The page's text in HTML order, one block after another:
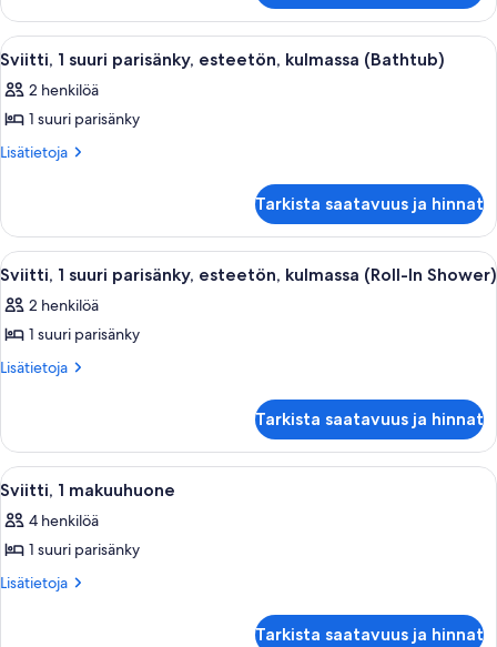
(Mobility
&
Hearing,
Roll-
in
Shower)
suuri
parisänky,
esteetön
&
Hearing,
in
Avaa
kaikki
huonetyypin
Sviitti,
1
esteetön,
kulmassa
(Bathtub)
kuvat
Moderni hotellihuone, jossa on
10
Sviitti, 1 suuri parisänky, esteetön, kulmassa (Bathtub)
2 henkilöä
1 suuri parisänky
Lisätietoja
Lisätietoja
suuri
parisänky,
esteetön,
(Bathtub)
Tarkista saatavuus ja hinnat
Avaa
kaikki
huonetyypin
Sviitti,
1
esteetön,
kulmassa
(Roll-
In
Shower)
Moderni hotellihuone, jossa on
10
Sviitti, 1 suuri parisänky, esteetön, kulmassa (Roll-In Shower)
2 henkilöä
1 suuri parisänky
Lisätietoja
Lisätietoja
suuri
parisänky,
esteetön,
(Roll-
In
Tarkista saatavuus ja hinnat
Avaa
kaikki
huonetyypin
Sviitti,
1
Moderni hotellihuone, jossa on
11
Sviitti, 1 makuuhuone
4 henkilöä
1 suuri parisänky
Lisätietoja
Lisätietoja
Tarkista saatavuus ja hinnat